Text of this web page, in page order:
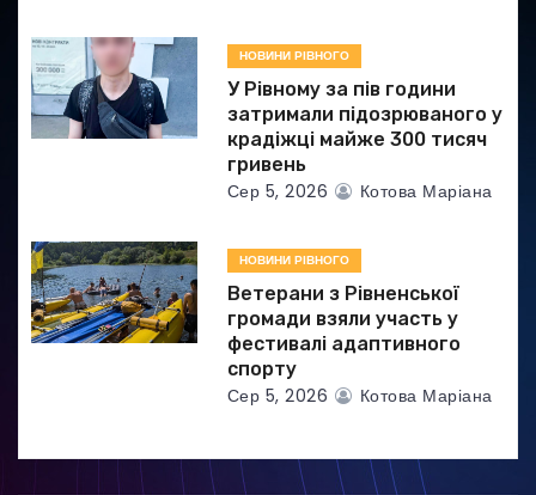
НОВИНИ РІВНОГО
У Рівному за пів години
затримали підозрюваного у
крадіжці майже 300 тисяч
гривень
Сер 5, 2026 Котова Маріана
НОВИНИ РІВНОГО
Ветерани з Рівненської
громади взяли участь у
фестивалі адаптивного
спорту
Сер 5, 2026 Котова Маріана